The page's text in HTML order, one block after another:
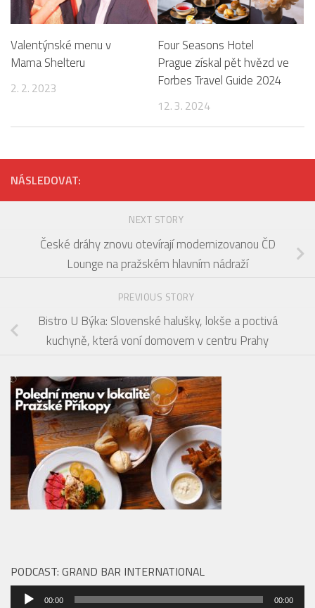
Valentýnské menu v
Mama Shelteru
2. 2. 2023
Four Seasons Hotel
Prague získal pět hvězd ve
Forbes Travel Guide 2024
12. 3. 2024
NÁSLEDOVAT:
NEXT STORY
České dráhy znovu otevírají modernizovanou ČD
Lounge na pražském hlavním nádraží
PREVIOUS STORY
Bistro U Býka: Slovenské halušky, lokše a poctivá
kuchyně, která voní domovem v centru Prahy
PODCAST: GRAND BAR INTERNATIONAL
Audio
00:00 00:00